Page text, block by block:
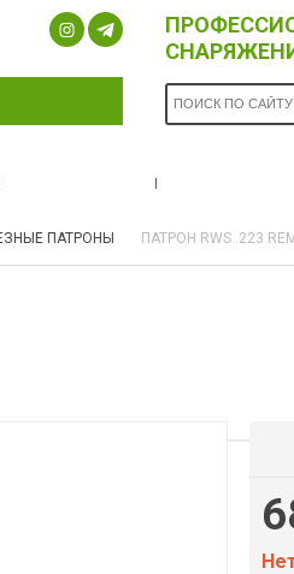
ПАТРОНЫ ПАТРОН RWS .223